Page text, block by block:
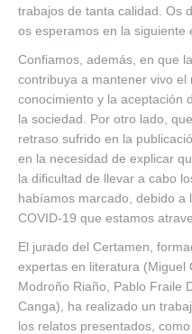
trabajos de tanta calidad. Os
os esperamos en la siguiente
Confiamos, además, en que
contribuya a mantener vivo
conocimiento y la aceptación
la sociedad. Por otro lado,
retraso sufrido en la
en la necesidad de explicar
la dificultad de llevar a cabo
habíamos marcado, debido a
COVID-19 que estamos
El jurado del Certamen,
expertas en literatura (Miguel
Modroño Riaño, Pablo Fraile
Canga), ha realizado un
los relatos presentados,